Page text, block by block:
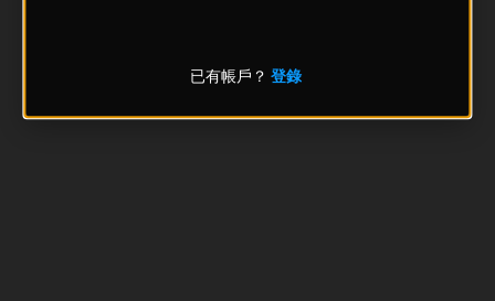
已有帳戶？ 登錄